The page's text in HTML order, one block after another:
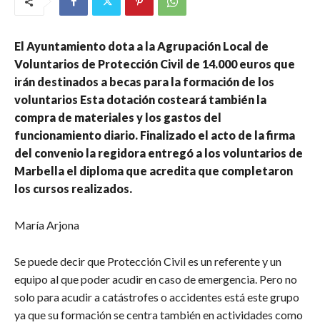
El Ayuntamiento dota a la Agrupación Local de
Voluntarios de Protección Civil de 14.000 euros que
irán destinados a becas para la formación de los
voluntarios Esta dotación costeará también la
compra de materiales y los gastos del
funcionamiento diario. Finalizado el acto de la firma
del convenio la regidora entregó a los voluntarios de
Marbella el diploma que acredita que completaron
los cursos realizados.
María Arjona
Se puede decir que Protección Civil es un referente y un
equipo al que poder acudir en caso de emergencia. Pero no
solo para acudir a catástrofes o accidentes está este grupo
ya que su formación se centra también en actividades como